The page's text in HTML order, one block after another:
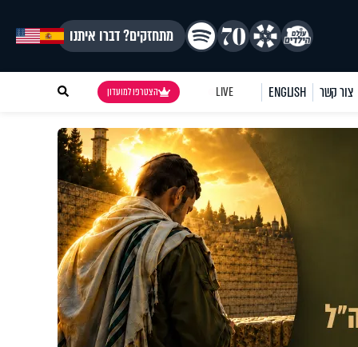
מתחזקים? דברו איתנו
צור קשר ENGLISH
LIVE הצטרפו למועדון